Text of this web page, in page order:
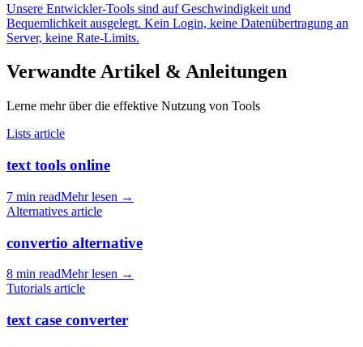
Unsere Entwickler-Tools sind auf Geschwindigkeit und
Bequemlichkeit ausgelegt. Kein Login, keine Datenübertragung an
Server, keine Rate-Limits.
Verwandte Artikel & Anleitungen
Lerne mehr über die effektive Nutzung von Tools
Lists article
text tools online
7 min readMehr lesen →
Alternatives article
convertio alternative
8 min readMehr lesen →
Tutorials article
text case converter